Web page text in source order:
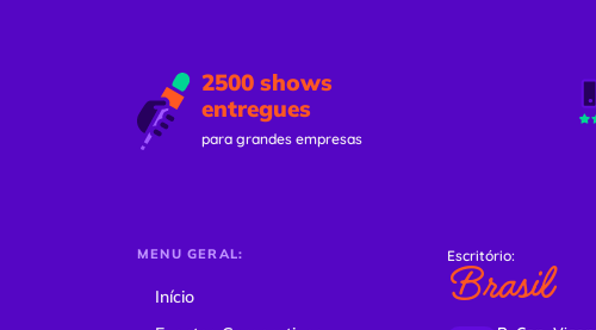
2500 shows
entregues
para grandes empresas
MENU GERAL:
Início
Escritório:
Brasil